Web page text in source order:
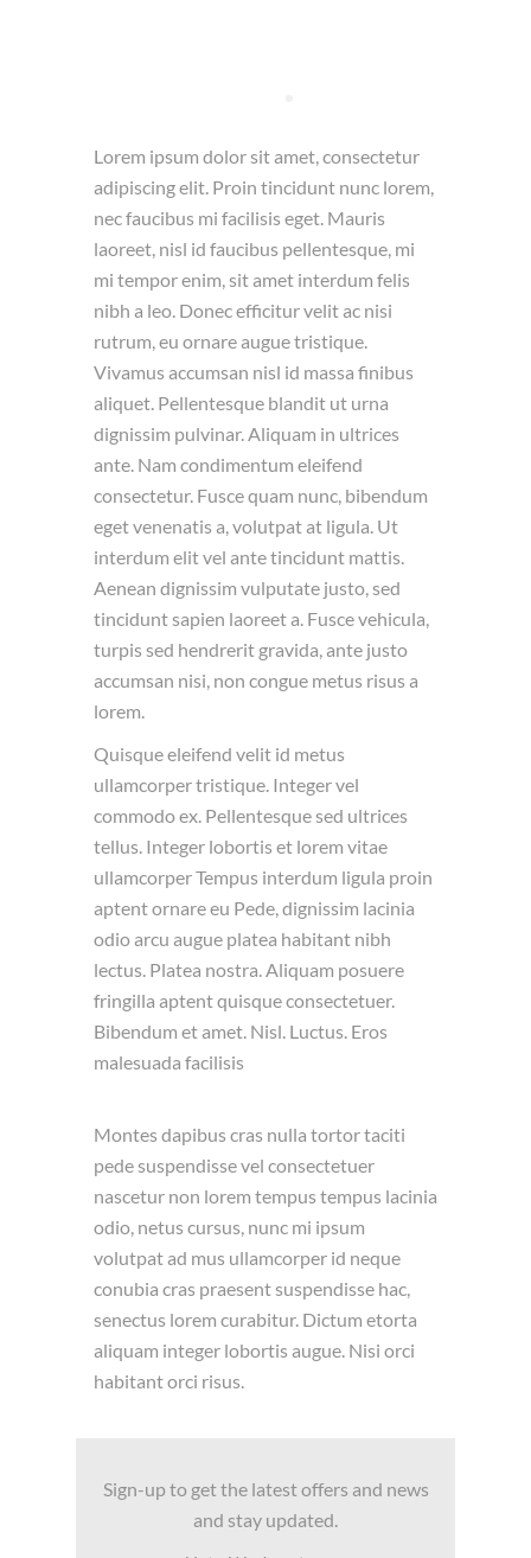
Lorem ipsum dolor sit amet, consectetur
adipiscing elit. Proin tincidunt nunc lorem,
nec faucibus mi facilisis eget. Mauris
laoreet, nisl id faucibus pellentesque, mi
mi tempor enim, sit amet interdum felis
nibh a leo. Donec efficitur velit ac nisi
rutrum, eu ornare augue tristique.
Vivamus accumsan nisl id massa finibus
aliquet. Pellentesque blandit ut urna
dignissim pulvinar. Aliquam in ultrices
ante. Nam condimentum eleifend
consectetur. Fusce quam nunc, bibendum
eget venenatis a, volutpat at ligula. Ut
interdum elit vel ante tincidunt mattis.
Aenean dignissim vulputate justo, sed
tincidunt sapien laoreet a. Fusce vehicula,
turpis sed hendrerit gravida, ante justo
accumsan nisi, non congue metus risus a
lorem.
Quisque eleifend velit id metus
ullamcorper tristique. Integer vel
commodo ex. Pellentesque sed ultrices
tellus. Integer lobortis et lorem vitae
ullamcorper Tempus interdum ligula proin
aptent ornare eu Pede, dignissim lacinia
odio arcu augue platea habitant nibh
lectus. Platea nostra. Aliquam posuere
fringilla aptent quisque consectetuer.
Bibendum et amet. Nisl. Luctus. Eros
malesuada facilisis
Montes dapibus cras nulla tortor taciti
pede suspendisse vel consectetuer
nascetur non lorem tempus tempus lacinia
odio, netus cursus, nunc mi ipsum
volutpat ad mus ullamcorper id neque
conubia cras praesent suspendisse hac,
senectus lorem curabitur. Dictum etorta
aliquam integer lobortis augue. Nisi orci
habitant orci risus.
Sign-up to get the latest offers and news
and stay updated.